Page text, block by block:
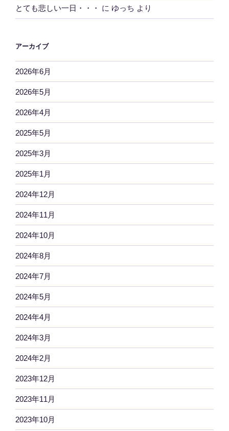
とても悲しい一日・・・ に ゆっち より
アーカイブ
2026年6月
2026年5月
2026年4月
2025年5月
2025年3月
2025年1月
2024年12月
2024年11月
2024年10月
2024年8月
2024年7月
2024年5月
2024年4月
2024年3月
2024年2月
2023年12月
2023年11月
2023年10月